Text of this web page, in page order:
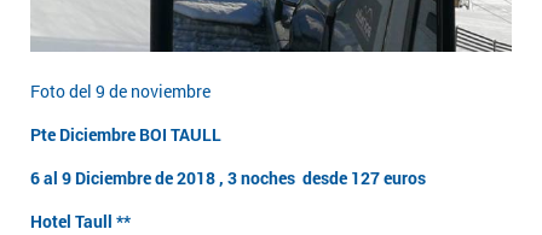
Foto del 9 de noviembre
Pte Diciembre BOI TAULL
6 al 9 Diciembre de 2018 , 3 noches desde 127 euros
Hotel Taull **